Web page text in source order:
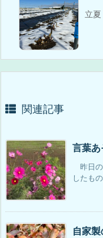
立夏
関連記事
言葉あ
昨日の
したも
自家